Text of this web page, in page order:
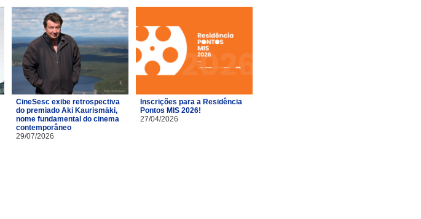
CineSesc exibe retrospectiva
do premiado Aki Kaurismäki,
nome fundamental do cinema
contemporâneo
29/07/2026
Inscrições para a Residência
Pontos MIS 2026!
27/04/2026